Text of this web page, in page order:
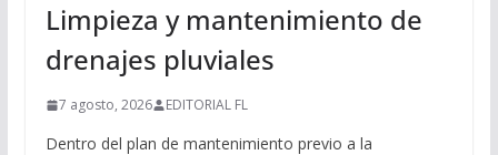
Limpieza y mantenimiento de
drenajes pluviales
7 agosto, 2026 EDITORIAL FL
Dentro del plan de mantenimiento previo a la